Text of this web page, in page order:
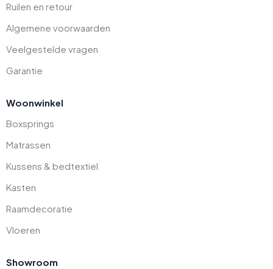
Ruilen en retour
Algemene voorwaarden
Veelgestelde vragen
Garantie
Woonwinkel
Boxsprings
Matrassen
Kussens & bedtextiel
Kasten
Raamdecoratie
Vloeren
Showroom